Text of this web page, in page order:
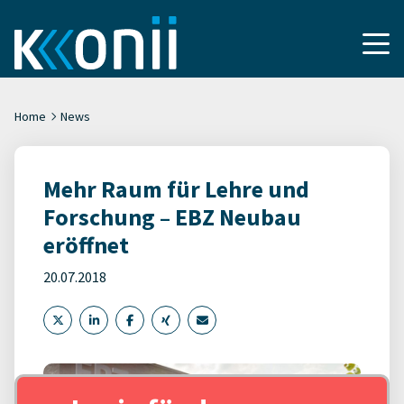
Home News
Mehr Raum für Lehre und
Forschung – EBZ Neubau
eröffnet
20.07.2018